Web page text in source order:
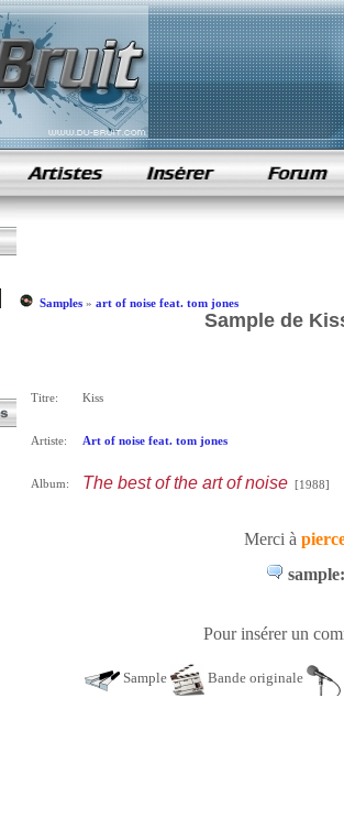
samples de rap
Samples» art of noise feat. tom jones
Sample de
Titre: Kiss
Artiste: Art of noise feat. tom jones
Album: The best of the art of noise[1988]
Merci à
Pour insérer un
Sample Bande originale